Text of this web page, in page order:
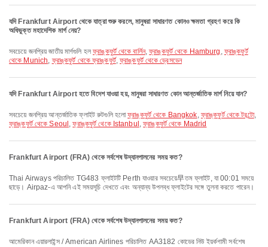
যদি Frankfurt Airport থেকে যাত্রা শুরু করলে, মানুষরা সাধারণত কোনও ক্ষমতা গ্রহণ করে কি
অধিভুক্ত মহাদেশিক মার্গ নেয়?
সবচেয়ে জনপ্রিয় জাতীয় মার্গগুলি হলফ্রাঙ্কফুর্ট থেকে বার্লিন,ফ্রাঙ্কফুর্ট থেকে Hamburg ,ফ্রাঙ্কফুর্ট
থেকে Munich,ফ্রাঙ্কফুর্ট থেকে ফ্রাঙ্কফুর্ট,ফ্রাঙ্কফুর্ট থেকে ড্রেসডেন
যদি Frankfurt Airport হতে বিদেশ যাওয়া হয়, মানুষরা সাধারণত কোন আন্তর্জাতিক মার্গ নিয়ে যান?
সবচেয়ে জনপ্রিয় আন্তর্জাতিক ফ্লাইট রুটগুলি হলোফ্রাঙ্কফুর্ট থেকে Bangkok,ফ্রাঙ্কফুর্ট থেকে টরন্টো,
ফ্রাঙ্কফুর্ট থেকে Seoul ,ফ্রাঙ্কফুর্ট থেকে Istanbul ,ফ্রাঙ্কফুর্ট থেকে Madrid
Frankfurt Airport (FRA) থেকে সর্বশেষ উদ্যানপালনের সময় কত?
Thai Airways পরিচালিত TG483 ফ্লাইটটি Perth যাওয়ার সবচেয়ে早তম ফ্লাইট, যা 00:01 সময়ে
ছাড়ে। Airpaz-এ আপনি এই সময়সূচি দেখতে এবং অন্যান্য উপলব্ধ ফ্লাইটের সঙ্গে তুলনা করতে পারেন।
Frankfurt Airport (FRA) থেকে সর্বশেষ উদ্যানপালনের সময় কত?
আমেরিকান এয়ারলাইন্স / American Airlines পরিচালিত AA3182 কোডের নিউ ইয়র্কগামী সর্বশেষ